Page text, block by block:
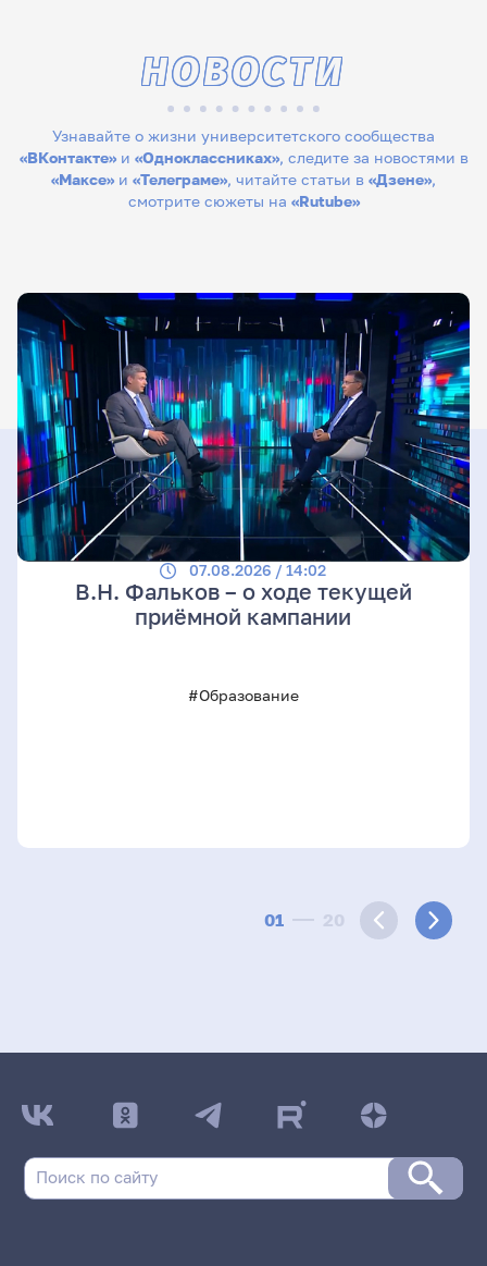
Узнавайте о жизни университетского сообщества
«ВКонтакте»и «Одноклассниках», следите за новостями в
«Максе» и «Телеграме», читайте статьи в «Дзене»,
смотрите сюжеты на «Rutube»
НОВОСТИ
01 20
07.08.2026 / 14:02
В.Н. Фальков – о ходе текущей
приёмной кампании
#Образование